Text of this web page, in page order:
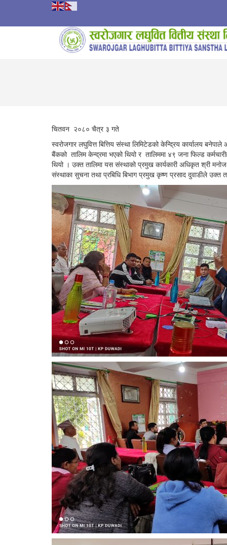
चितवन २०८० चैत्र ३ गते
स्वरोजगार लघुवित्त बित्तिय संस्था लिमिटेडको केन्द्रिय कार्यालय
बैंकको तालिम केन्द्रमा भएको थियो र तालिममा ४९ जना फिल्ड
थियो । उक्त तालिमा यस संस्थाको प्रमुख कार्यकारी अधिकृत श्री
संस्थाका सुचना तथा प्रबिधि बिभाग प्रमुख कृष्ण प्रसाद दुवाडीले उक्त